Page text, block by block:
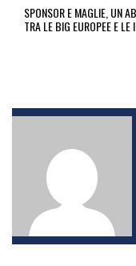
SPONSOR E MAGLIE, UN
TRA LE BIG EUROPEE E LE